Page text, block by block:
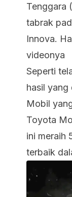
Tenggara
tabrak
Innova.
videonya
Seperti
hasil yang
Mobil
Toyota
ini meraih
terbaik